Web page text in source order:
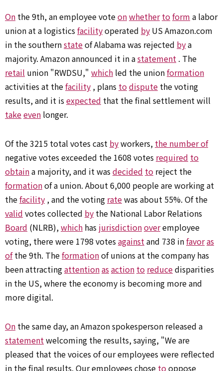
On the 9th, an employee voteonwhether toform a labor
union at a logisticsfacilityoperated by US Amazon.com
in the southernstateof Alabama was rejected bya
majority. Amazon announced it in astatement . The
retail union "RWDSU," which led the unionformation
activities at thefacility , plans todispute the voting
results, and it isexpected that the final settlement will
takeeven longer.
Of the 3215 total votes cast byworkers, the number of
negative votes exceeded the 1608 votes required to
obtaina majority, and it wasdecided to reject the
formationof a union. About 6,000 people are working at
thefacility , and the voting ratewas about 55%. Of the
valid votes collected by the National Labor Relations
Board (NLRB),which has jurisdictionoveremployee
voting, there were 1798 votesagainstand 738 infavoras
ofthe 9th. Theformationof unions at the company has
been attractingattentionas action to reducedisparities
in the US, where the economy is becoming more and
more digital.
On the same day, an Amazon spokesperson released a
statementwelcoming the results, saying, "We are
pleased that the voices of our employees were reflected
in the final results. Our employees chose tooppose